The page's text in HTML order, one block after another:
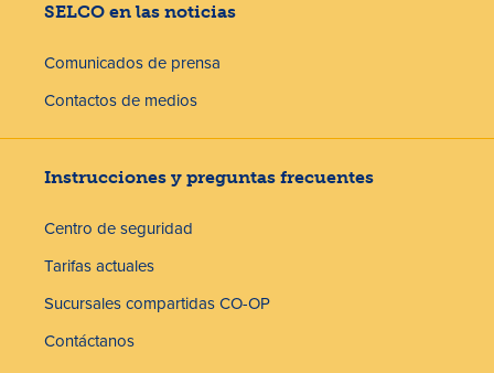
SELCO en las noticias
Comunicados de prensa
Contactos de medios
Instrucciones y preguntas frecuentes
Centro de seguridad
Tarifas actuales
Sucursales compartidas CO-OP
Contáctanos